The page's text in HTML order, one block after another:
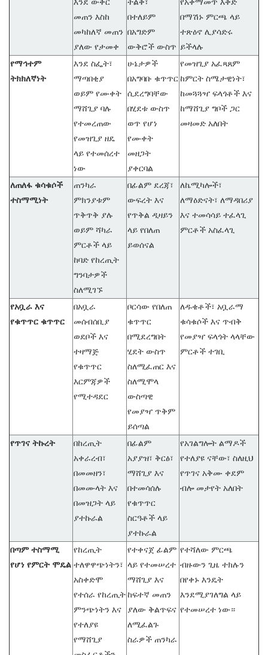
መጠን እስከ
መካከለኛ መጠን
ያለው የታመቀ
በተለይም
በአግድም
ውቅሮች ውስጥ
በማሽኑ ምርጫ ላይ
ተጽዕኖ ሊያሳድሩ
ይችላሉ
የማኅተም
ትክክለኛነት
እንደ ስፌት፣
ማጣበቂያ
ወይም የሙቀት
ማሸጊያ ባሉ
የተመረጠው
የመዝጊያ ዘዴ
ላይ የተመሰረተ
ነው
ሁኔታዎች
በአግባቡ ቁጥጥር
ሲደረግባቸው
በሂደቱ ውስጥ
ወጥ የሆነ
የሙቀት
መዘጋት
ያቀርባል
የመዝጊያ አፈጻጸም
ከምርት ስሜታዊነት፣
ከመጓጓዣ ፍላጎቶች እና
ከማሸጊያ ግቦች ጋር
መዛመድ አለበት
ለጠለፋ ቁሳቁሶች
ተስማሚነት
ጠንካራ
ምክንያቱም
ጥቅጥቅ ያሉ
ወይም ሻካራ
ምርቶች ላይ
ከባድ የከረጢት
ግንባታዎች
ስለሚገኙ
በፊልም ደረጃ፣
ውፍረት እና
የጥቅል ዲዛይን
ላይ የበለጠ
ይወሰናል
ለኬሚካሎች፣
ለማዕድናት፣ ለማዳበሪያ
እና ተመሳሳይ ተፈላጊ
ምርቶች አስፈላጊ
የአቧራ እና
የቁጥጥር ቁጥጥር
በአቧራ
መሰብሰቢያ
ወደቦች እና
ተዛማጅ
የቁጥጥር
እርምጃዎች
የሚተዳደር
ቦርሳው የበለጠ
ቁጥጥር
በሚደረግበት
ሂደት ውስጥ
ስለሚፈጠር እና
ስለሚሞላ
ውስጣዊ
የመያዣ ጥቅም
ይሰጣል
ለዱቄቶች፣ አቧራማ
ቁሳቁሶች እና ጥብቅ
የመያዣ ፍላጎት ላላቸው
ምርቶች ተገቢ
የጥገና ትኩረት
በከረጢት
አቀራረብ፣
በመመዘን፣
በመሙላት እና
በመዝጋት ላይ
ያተኩራል
በፊልም
አያያዝ፣ ቅርፅ፣
ማሸጊያ እና
በተመሳሰሉ
የቁጥጥር
ስርዓቶች ላይ
ያተኩራል
የአገልግሎት ልማዶች
የተለያዩ ናቸው፣ ስለዚህ
የጥገና አቅሙ ቀደም
ብሎ መታየት አለበት
በጣም ተስማሚ
የሆነ የምርት ሞዴል
የከረጢት
ተለዋዋጭነትን፣
አስቀድሞ
የተሰራ የከረጢት
ምንጭነትን እና
የተለያዩ
የማሸጊያ
የተቀናጀ ፊልም
ላይ የተመሠረተ
ማሸጊያ እና
ከፍተኛ መጠን
ያለው ቅልጥፍና
ለሚፈልጉ
ስራዎች ጠንካራ
የተሻለው ምርጫ
ብዙውን ጊዜ ተክሉን
በየቀኑ እንዴት
እንደሚያገለግል ላይ
የተመሠረተ ነው።